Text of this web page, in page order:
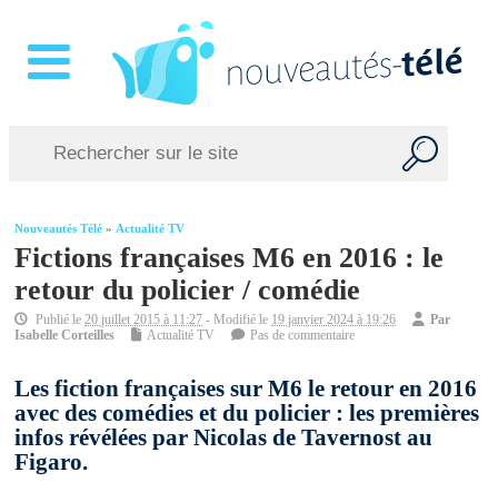
Nouveautés Télé »Actualité TV
Fictions françaises M6 en 2016 : le
retour du policier / comédie
Publié le20 juillet 2015 à 11:27 - Modifié le 19 janvier 2024 à 19:26
Par
Isabelle Corteilles
Actualité TV Pas de commentaire
Les fiction françaises sur M6 le retour en 2016
avec des comédies et du policier : les premières
infos révélées par Nicolas de Tavernost au
Figaro.